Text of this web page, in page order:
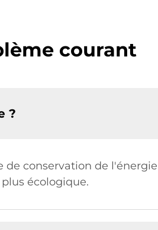
courant
?
conservation de
écologique.